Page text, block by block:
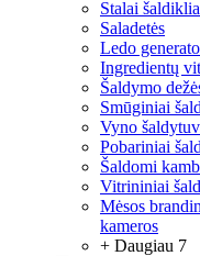
Stalai
Saladetės
Ledo
Ingredientų
Šaldymo
Smūginiai
Vyno
Pobariniai
Šaldomi
Vitrininiai
Mėsos
kameros
+ Daugiau 7